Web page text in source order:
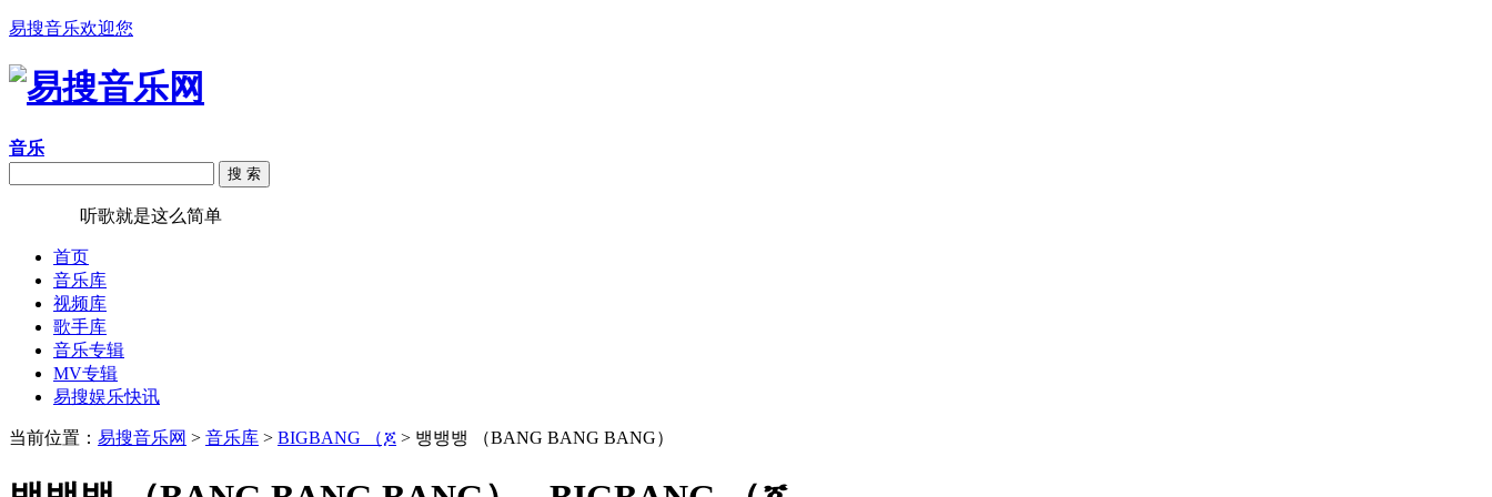
易搜音乐欢迎您
音乐
搜 索
听歌就是这么简单
首页
音乐库
视频库
歌手库
音乐专辑
MV专辑
易搜娱乐快讯
当前位置： 易搜音乐网 > 音乐库 > BIGBANG （ጆ > 뱅뱅뱅 （BANG BANG BANG）